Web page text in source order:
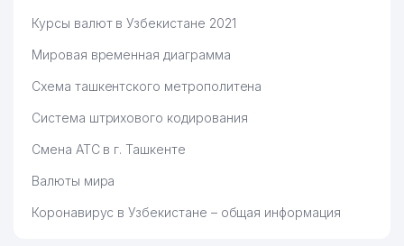
Курсы валют в Узбекистане 2021
Мировая временная диаграмма
Схема ташкентского метрополитена
Система штрихового кодирования
Смена АТС в г. Ташкенте
Валюты мира
Коронавирус в Узбекистане – общая информация